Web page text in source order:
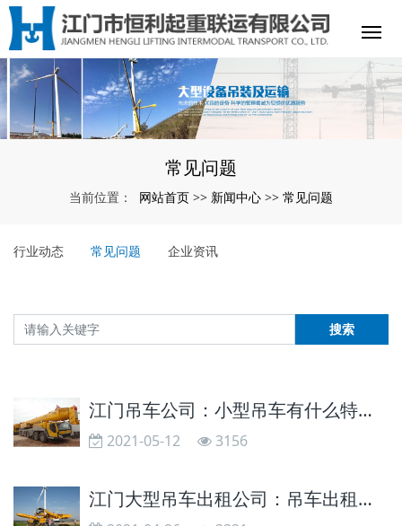
常见问题
当前位置： 网站首页 >> 新闻中心 >> 常见问题
行业动态 常见问题 企业资讯
搜索
江门吊车公司：小型吊车有什么特点？
2021-05-12 3156
江门大型吊车出租公司：吊车出租前要进行哪些检查